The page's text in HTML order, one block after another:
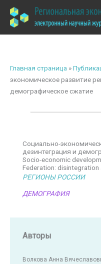
содержимому
Главная страница »
экономическое развитие
демографическое сжатие
Социально-
дезинтеграция и
Socio-economic
Federation:
РЕГИОНЫ РОССИИ
ДЕМОГРАФИЯ
Авторы
Волкова Анна